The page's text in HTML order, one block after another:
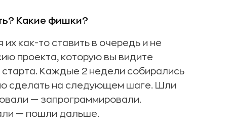
Какие фишки?
как-то ставить в очередь и не
проекта, которую вы видите
Каждые 2 недели собирались
сделать на следующем шаге. Шли
— запрограммировали.
— пошли дальше.